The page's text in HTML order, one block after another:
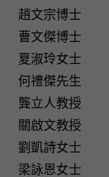
趙文宗博士
曹文傑博士
夏淑玲女士
何禮傑先生
龔立人教授
關啟文教授
劉凱詩女士
梁詠恩女士